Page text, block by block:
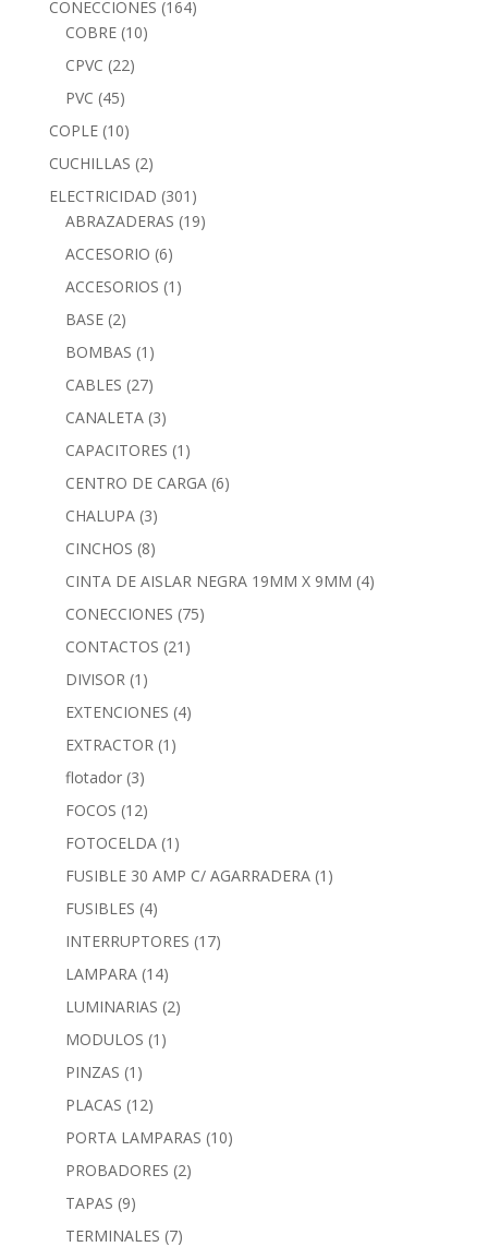
CONECCIONES (164)
COBRE (10)
CPVC (22)
PVC (45)
COPLE (10)
CUCHILLAS (2)
ELECTRICIDAD (301)
ABRAZADERAS (19)
ACCESORIO (6)
ACCESORIOS (1)
BASE (2)
BOMBAS (1)
CABLES (27)
CANALETA (3)
CAPACITORES (1)
CENTRO DE CARGA (6)
CHALUPA (3)
CINCHOS (8)
CINTA DE AISLAR NEGRA 19MM X 9MM (4)
CONECCIONES (75)
CONTACTOS (21)
DIVISOR (1)
EXTENCIONES (4)
EXTRACTOR (1)
flotador (3)
FOCOS (12)
FOTOCELDA (1)
FUSIBLE 30 AMP C/ AGARRADERA (1)
FUSIBLES (4)
INTERRUPTORES (17)
LAMPARA (14)
LUMINARIAS (2)
MODULOS (1)
PINZAS (1)
PLACAS (12)
PORTA LAMPARAS (10)
PROBADORES (2)
TAPAS (9)
TERMINALES (7)